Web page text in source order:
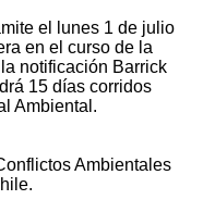
el lunes 1 de julio
en el curso de la
notificación Barrick
15 días corridos
Ambiental.
Ambientales